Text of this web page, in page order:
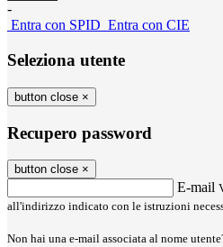
-
Entra con SPID Entra con CIE
Seleziona utente
button close ×
Recupero password
button close ×
E-mail
all'indirizzo indicato con le istruzioni
Non hai una e-mail associata al nome